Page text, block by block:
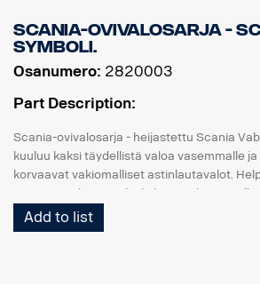
Scania-ovivalosarja -
symboli.
Osanumero: 2820003
Part Description:
Scania-ovivalosarja - heijastettu Scania
kuuluu kaksi täydellistä valoa vasemmalle ja
korvaavat vakiomalliset astinlautavalot.
vain ruuvitaltta. "Kytke ja käytä" -liitäntä
johdinsarjaan.
Add to list